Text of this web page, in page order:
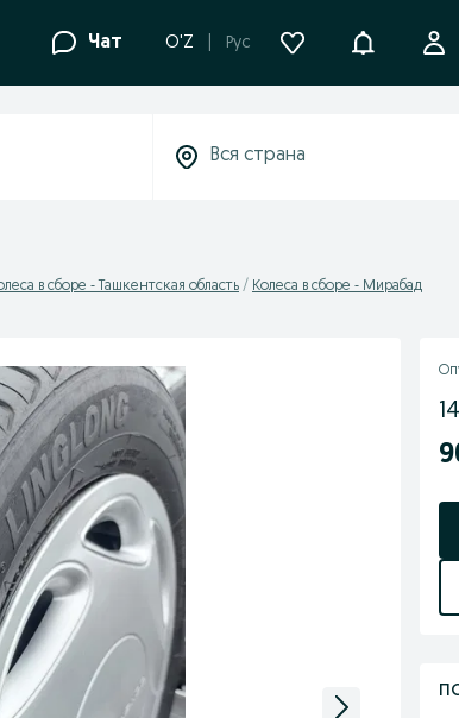
Чат O'Z Рус
в сборе - Ташкентская область Колеса в сборе - Мирабад